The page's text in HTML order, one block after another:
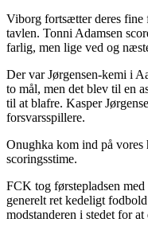
Viborg fortsætter deres fine
tavlen. Tonni Adamsen
farlig, men lige ved og
Der var Jørgensen-kemi i
to mål, men det blev til en
til at blafre. Kasper
forsvarsspillere.
Onughka kom ind på vores
scoringsstime.
FCK tog førstepladsen
generelt ret kedeligt
modstanderen i stedet for at